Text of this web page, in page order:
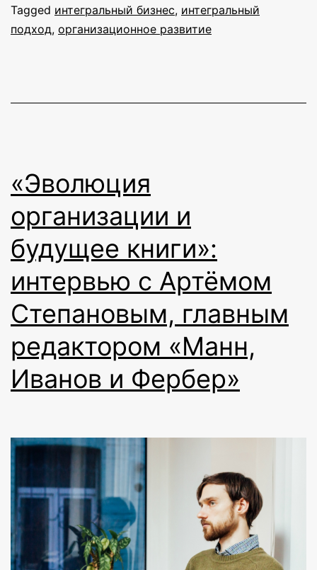
Tagged интегральный бизнес, интегральный
подход, организационное развитие
«Эволюция
организации и
будущее книги»:
интервью с Артёмом
Степановым, главным
редактором «Манн,
Иванов и Фербер»